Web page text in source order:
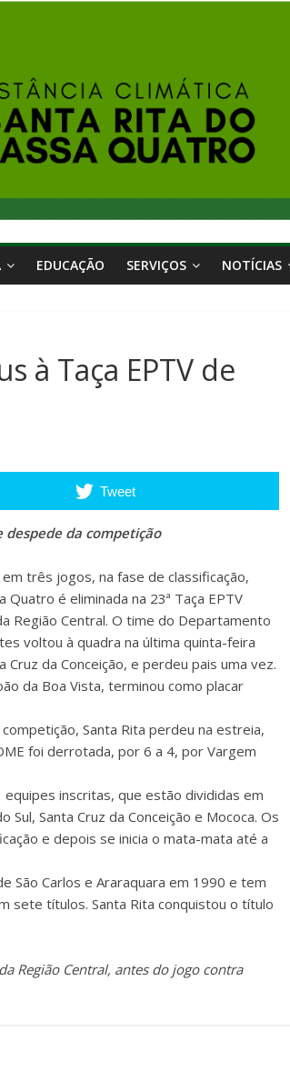
EDUCAÇÃO SERVIÇOS NOTÍCIAS
à Taça EPTV de
Tweet
despede da competição
três jogos, na fase de classificação,
Quatro é eliminada na 23ª Taça EPTV
Região Central. O time do Departamento
voltou à quadra na última quinta-feira
Cruz da Conceição, e perdeu pais uma vez.
da Boa Vista, terminou como placar
Santa Rita perdeu na estreia,
foi derrotada, por 6 a 4, por Vargem
equipes inscritas, que estão divididas em
Santa Cruz da Conceição e Mococa. Os
e depois se inicia o mata-mata até a
São Carlos e Araraquara em 1990 e tem
sete títulos. Santa Rita conquistou o título
Região Central, antes do jogo contra